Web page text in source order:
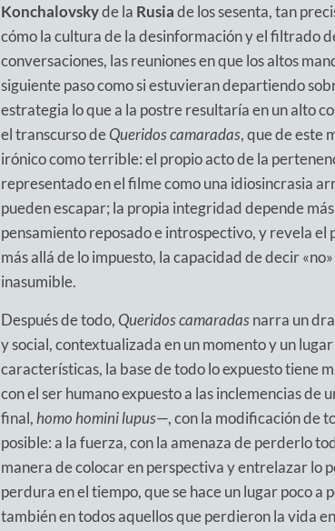
Konchalovskyde la Rusiade los sesenta, tan
cómo la cultura de la desinformación y el filtrado
conversaciones, las reuniones en que los altos
siguiente paso como si estuvieran departiendo
estrategia lo que a la postre resultaría en un alto
el transcurso deQueridos camaradas, que de este
irónico como terrible: el propio acto de la
representado en el filme como una idiosincrasia
pueden escapar; la propia integridad depende
pensamiento reposado e introspectivo, y revela
más allá de lo impuesto, la capacidad de decir
inasumible.
Después de todo, Queridos camaradasnarra un
y social, contextualizada en un momento y un
características, la base de todo lo expuesto tiene
con el ser humano expuesto a las inclemencias
final,homo homini lupus—, con la modificación de
posible: a la fuerza, con la amenaza de perderlo
manera de colocar en perspectiva y entrelazar lo
perdura en el tiempo, que se hace un lugar poco a
también en todos aquellos que perdieron la vida